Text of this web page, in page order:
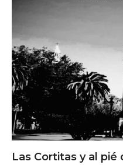
Las Cortitas y al pié